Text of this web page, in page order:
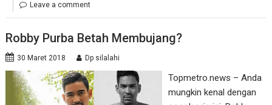
Leave a comment
Robby Purba Betah Membujang?
30 Maret 2018 Dp silalahi
Topmetro.news – Anda
mungkin kenal dengan